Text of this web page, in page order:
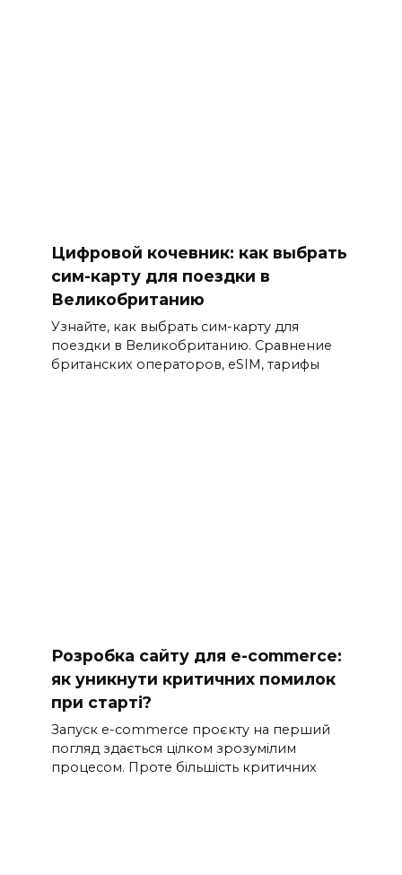
Цифровой кочевник: как выбрать
сим-карту для поездки в
Великобританию
Узнайте, как выбрать сим-карту для
поездки в Великобританию. Сравнение
британских операторов, eSIM, тарифы
Розробка сайту для e-commerce:
як уникнути критичних помилок
при старті?
Запуск e-commerce проєкту на перший
погляд здається цілком зрозумілим
процесом. Проте більшість критичних